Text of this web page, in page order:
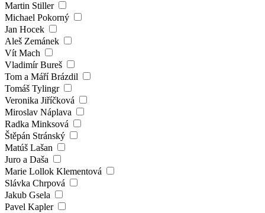
Martin Stiller
Michael Pokorný
Jan Hocek
Aleš Zemánek
Vít Mach
Vladimír Bureš
Tom a Máří Brázdil
Tomáš Tylingr
Veronika Jiříčková
Miroslav Náplava
Radka Minksová
Štěpán Stránský
Matúš Lašan
Juro a Daša
Marie Lollok Klementová
Slávka Chrpová
Jakub Gsela
Pavel Kapler